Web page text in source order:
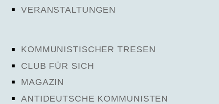
VERANSTALTUNGEN
KOMMUNISTISCHER TRESEN
CLUB FÜR SICH
MAGAZIN
ANTIDEUTSCHE KOMMUNISTEN